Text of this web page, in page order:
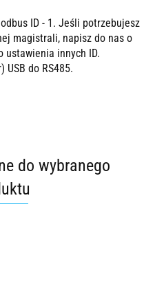
ID - 1. Jeśli potrzebujesz
magistrali, napisz do nas o
ustawienia innych ID.
USB do RS485.
do wybranego